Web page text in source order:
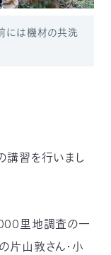
には機材の共洗
講習を行いまし
里地調査の一
片山敦さん・小